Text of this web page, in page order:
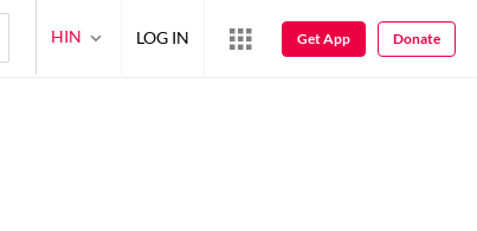
HIN LOG IN Get App Donate